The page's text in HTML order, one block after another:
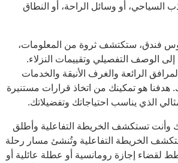
السياحي، أو وسائل الراحة، أو النطاق
فندق، ستكتشف ثروة من المعلومات،
الوصف التفصيلي وتقييمات النزلاء.
الرائعة والغرف الأنيقة والخدمات
هدفنا هو تمكينك من اتخاذ قرارات مستنيرة
الذي يناسب احتياجاتك وتفضيلاتك.
وأنت تستكشف الخريطة التفاعلية وأطلق
الخريطة التفاعلية وتُنشئ مسار رحلة
لقضاء إجازة رومانسية أو عطلة عائلية أو